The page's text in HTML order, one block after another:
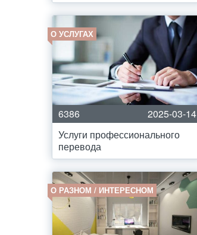
О УСЛУГАХ
6386
2025-03-14
Услуги профессионального
перевода
О РАЗНОМ / ИНТЕРЕСНОМ